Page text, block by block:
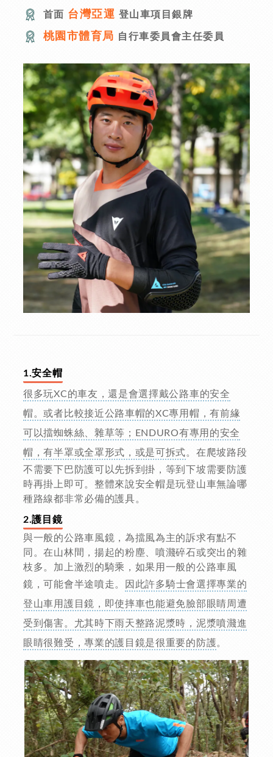
首面 台灣亞運 登山車項目銀牌
桃園市體育局 自行車委員會主任委員
1.安全帽
很多玩XC的車友，還是會選擇戴公路車的安全
帽。或者比較接近公路車帽的XC專用帽，有前緣
可以擋蜘蛛絲、雜草等；ENDURO有專用的安全
帽，有半罩或全罩形式，或是可拆式。在爬坡路段
不需要下巴防護可以先拆到掛，等到下坡需要防護
時再掛上即可。整體來說安全帽是玩登山車無論哪
種路線都非常必備的護具。
2.護目鏡
與一般的公路車風鏡，為擋風為主的訴求有點不
同。在山林間，揚起的粉塵、噴濺碎石或突出的雜
枝多。加上激烈的騎乘，如果用一般的公路車風
鏡，可能會半途噴走。
因此許多騎士會選擇專業的
登山車用護目鏡，即使摔車也能避免臉部眼睛周遭
受到傷害。尤其時下雨天整路泥漿時，泥漿噴濺進
眼睛很難受，專業的護目鏡是很重要的防護。